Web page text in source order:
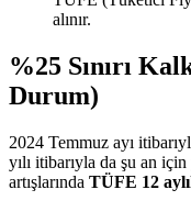
alınır.
%25 Sınırı
Durum)
2024 Temmuz ayı
yılı itibarıyla da şu an
artışlarında TÜFE 12